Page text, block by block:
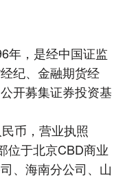
年，是经中国证监
纪、金融期货经
开募集证券投资基
币，营业执照
位于北京CBD商业
、海南分公司、山